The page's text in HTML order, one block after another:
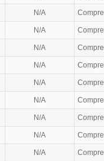
N/A
N/A
N/A
N/A
N/A
N/A
N/A
N/A
N/A